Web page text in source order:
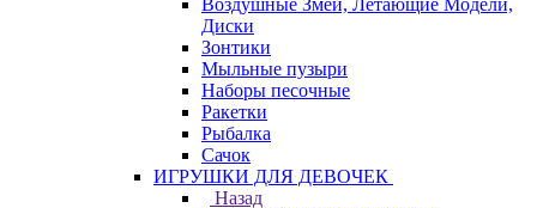
Воздушные Змеи, Летающие Модели,
Диски
Зонтики
Мыльные пузыри
Наборы песочные
Ракетки
Рыбалка
Сачок
ИГРУШКИ ДЛЯ ДЕВОЧЕК
Назад